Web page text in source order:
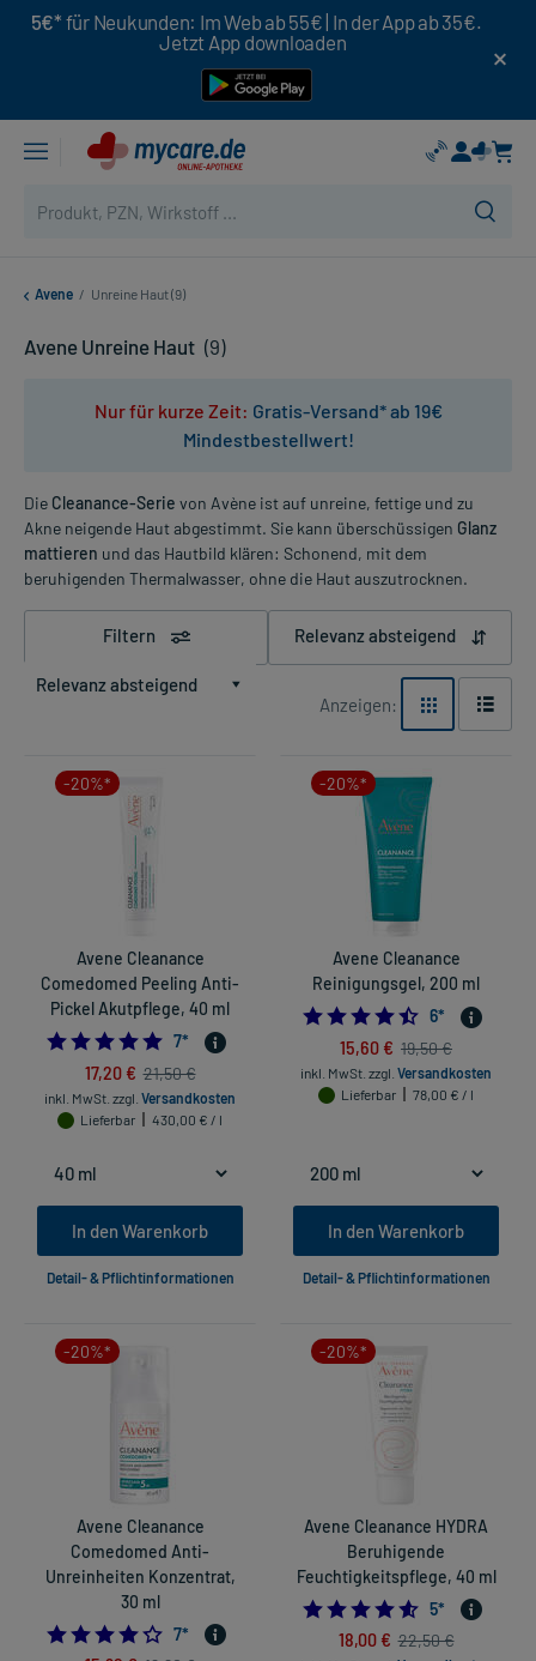
5€* für Neukunden: Im Web ab 55€ | In der App ab 35€.
Jetzt App downloaden
Avene / Unreine Haut (9)
Avene Unreine Haut (9)
Nur für kurze Zeit: Gratis-Versand* ab 19€
Mindestbestellwert!
Die Cleanance-Serie von Avène ist auf unreine, fettige und zu
Akne neigende Haut abgestimmt. Sie kann überschüssigen Glanz
mattieren und das Hautbild klären: Schonend, mit dem
beruhigenden Thermalwasser, ohne die Haut auszutrocknen.
Filtern Relevanz absteigend
Relevanz absteigend
Anzeigen:
-20%*
Avene Cleanance
Comedomed Peeling Anti-
Pickel Akutpflege, 40 ml
5.0
7*
17,20 € 21,50 €
inkl. MwSt. zzgl. Versandkosten
Lieferbar
430,00 € / l
In den Warenkorb
Detail- & Pflichtinformationen
-20%*
Avene Cleanance
Reinigungsgel, 200 ml
4.5
6*
15,60 € 19,50 €
inkl. MwSt. zzgl. Versandkosten
Lieferbar
78,00 € / l
In den Warenkorb
Detail- & Pflichtinformationen
-20%*
Avene Cleanance
Comedomed Anti-
Unreinheiten Konzentrat,
30 ml
4.285714285714286
7*
-20%*
Avene Cleanance HYDRA
Beruhigende
Feuchtigkeitspflege, 40 ml
4.6
5*
18,00 € 22,50 €